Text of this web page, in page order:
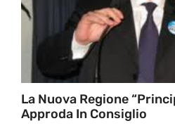
La Nuova Regione
Approda In Consiglio